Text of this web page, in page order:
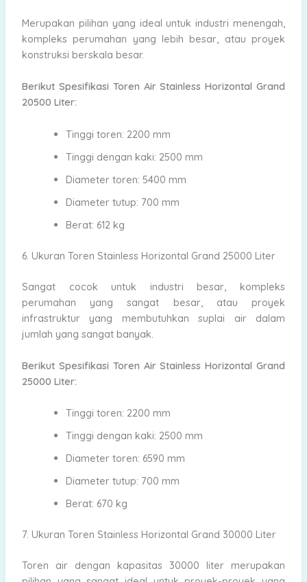
Merupakan pilihan yang ideal untuk industri menengah,
kompleks perumahan yang lebih besar, atau proyek
konstruksi berskala besar.
Berikut Spesifikasi Toren Air Stainless Horizontal Grand
20500 Liter:
Tinggi toren: 2200 mm
Tinggi dengan kaki: 2500 mm
Diameter toren: 5400 mm
Diameter tutup: 700 mm
Berat: 612 kg
6. Ukuran Toren Stainless Horizontal Grand 25000 Liter
Sangat cocok untuk industri besar, kompleks
perumahan yang sangat besar, atau proyek
infrastruktur yang membutuhkan suplai air dalam
jumlah yang sangat banyak.
Berikut Spesifikasi Toren Air Stainless Horizontal Grand
25000 Liter:
Tinggi toren: 2200 mm
Tinggi dengan kaki: 2500 mm
Diameter toren: 6590 mm
Diameter tutup: 700 mm
Berat: 670 kg
7. Ukuran Toren Stainless Horizontal Grand 30000 Liter
Toren air dengan kapasitas 30000 liter merupakan